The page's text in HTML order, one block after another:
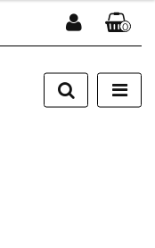
Zaloguj się
Zarejestruj się
0